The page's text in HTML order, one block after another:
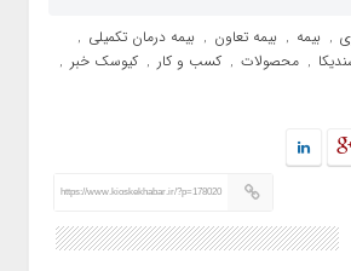
, بیمه , بیمه تعاون , بیمه درمان تکمیلی ,
, محصولات , کسب و کار , کیوسک خبر ,
https://www.kioskekhabar.ir/?p=178020